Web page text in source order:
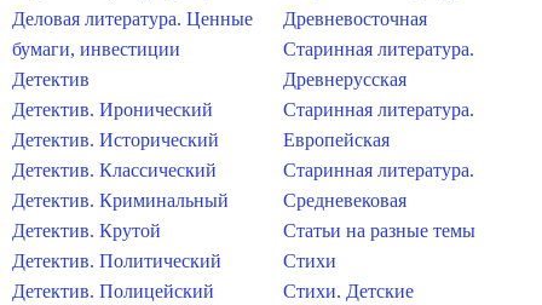
Деловая литература. Ценные
бумаги, инвестиции
Детектив
Детектив. Иронический
Детектив. Исторический
Детектив. Классический
Детектив. Криминальный
Детектив. Крутой
Детектив. Политический
Детектив. Полицейский
Древневосточная
Старинная литература.
Древнерусская
Старинная литература.
Европейская
Старинная литература.
Средневековая
Статьи на разные темы
Стихи
Стихи. Детские